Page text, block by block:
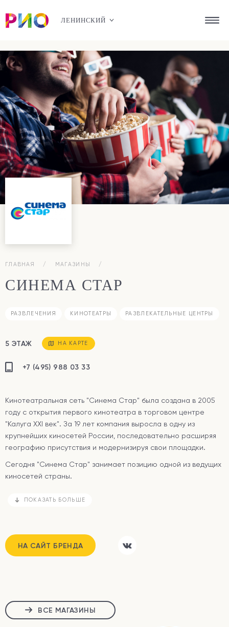
ЛЕНИНСКИЙ
ГЛАВНАЯ МАГАЗИНЫ
СИНЕМА СТАР
РАЗВЛЕЧЕНИЯ КИНОТЕАТРЫ РАЗВЛЕКАТЕЛЬНЫЕ ЦЕНТРЫ
5 ЭТАЖ НА КАРТЕ
+7 (495) 988 03 33
Кинотеатральная сеть "Синема Стар" была создана в 2005
году с открытия первого кинотеатра в торговом центре
"Калуга XXI век". За 19 лет компания выросла в одну из
крупнейших киносетей России, последовательно расширяя
географию присутствия и модернизируя свои площадки.
Сегодня "Синема Стар" занимает позицию одной из ведущих
киносетей страны.
ПОКАЗАТЬ БОЛЬШЕ
НА САЙТ БРЕНДА
ВСЕ МАГАЗИНЫ